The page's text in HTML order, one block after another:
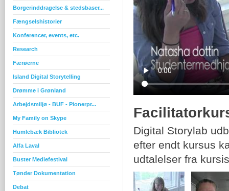
Borgerinddragelse & stedsbaser...
Fængselshistorier
Konferencer, events, etc.
Research
Færøerne
Island Digital Storytelling
Drømme i Grønland
Arbejdsmiljø - BUF - Pionerpr...
My Family on Skype
Humlebæk Bibliotek
Alfa Laval
Buster Mediefestival
Tønder Dokumentation
Debat
Digital Storylab
efter endt kursus
udtalelser fra